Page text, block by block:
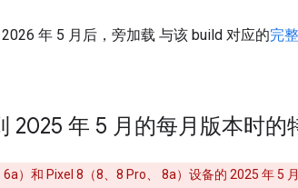
年 5 月后，旁加载 与该 build 对应的完
2025 年 5 月的每月版本时的
）和 Pixel 8（8、8 Pro、 8a）设备的 2025 年 5